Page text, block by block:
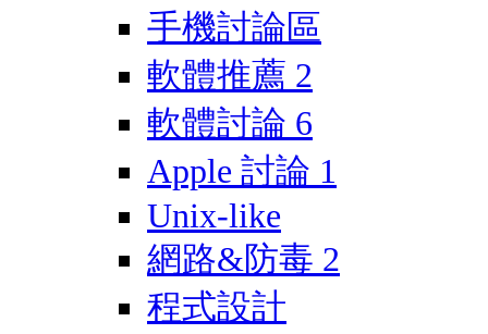
手機討論區
軟體推薦 2
軟體討論 6
Apple 討論 1
Unix-like
網路&防毒 2
程式設計